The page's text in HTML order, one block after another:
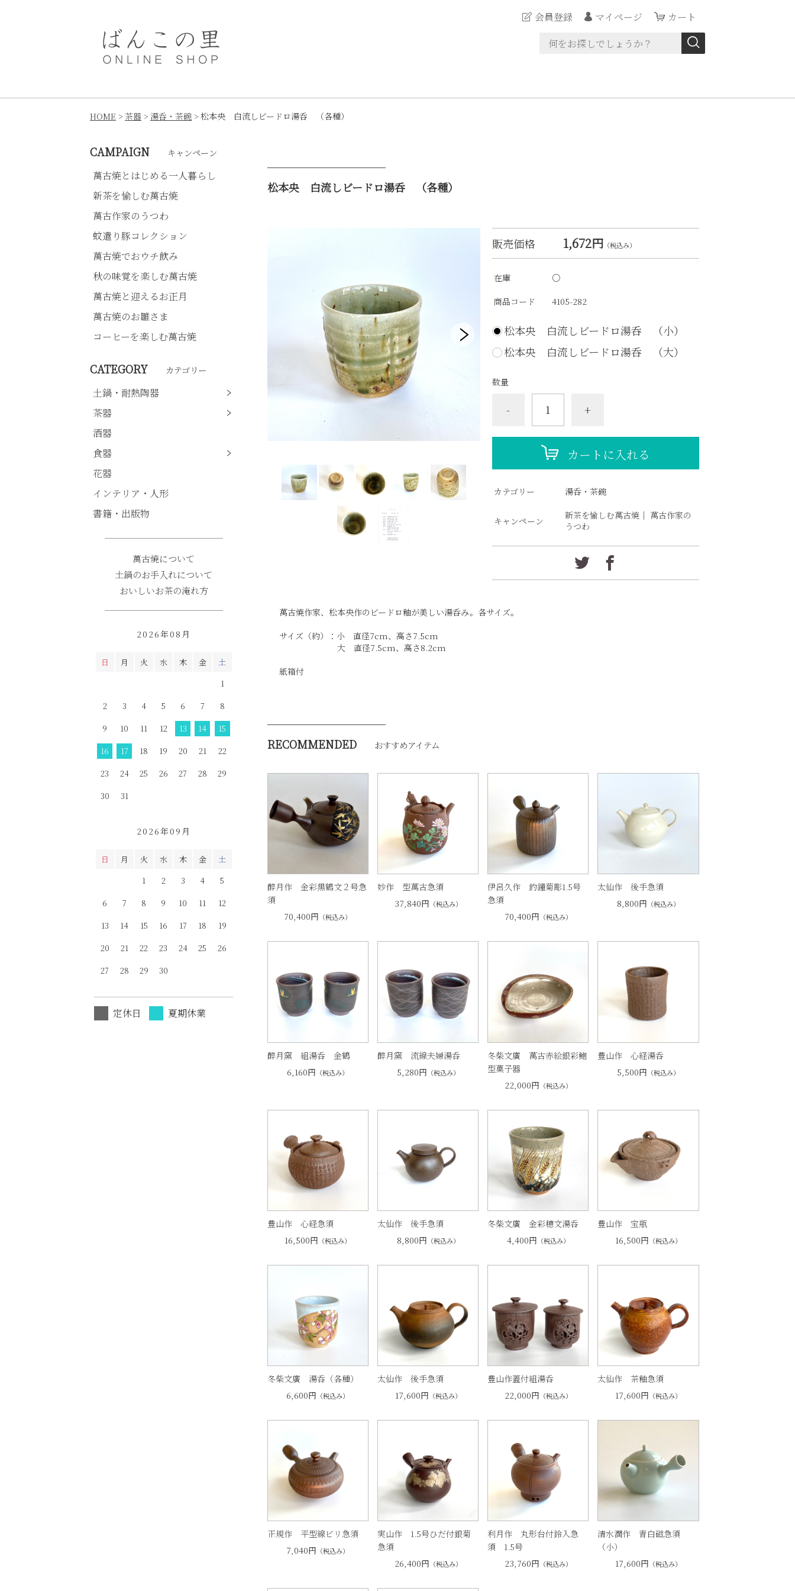
会員登録 マイページ カート
HOME 茶器 湯呑・茶碗 松本央 白流しビードロ湯呑 （各種）
松本央 白流しビードロ湯呑 （各種）
販売価格 1,672円 （税込み）
在庫
○
商品コード
4105-282
松本央 白流しビードロ湯呑 （小）
松本央 白流しビードロ湯呑 （大）
数量
- +
カートに入れる
カテゴリー 湯呑・茶碗
キャンペーン 新茶を愉しむ萬古焼｜ 萬古作家の
うつわ
萬古焼作家、松本央作のビードロ釉が美しい湯呑み。各サイズ。
サイズ（約）：小 直径7cm、高さ7.5cm
大 直径7.5cm、高さ8.2cm
紙箱付
RECOMMENDED おすすめアイテム
醉月作 金彩黒鶴文２号急
須
70,400円 （税込み）
妙作 型萬古急須
37,840円 （税込み）
伊呂久作 釣鐘菊彫1.5号
急須
70,400円 （税込み）
太仙作 後手急須
8,800円 （税込み）
醉月窯 組湯呑 金鶴
6,160円 （税込み）
醉月窯 流線夫婦湯呑
5,280円 （税込み）
冬柴文廣 萬古赤絵銀彩鮑
型菓子器
22,000円 （税込み）
豊山作 心経湯呑
5,500円 （税込み）
豊山作 心経急須
16,500円 （税込み）
太仙作 後手急須
8,800円 （税込み）
冬柴文廣 金彩穂文湯呑
4,400円 （税込み）
豊山作 宝瓶
16,500円 （税込み）
冬柴文廣 湯呑（各種）
6,600円 （税込み）
太仙作 後手急須
17,600円 （税込み）
豊山作蓋付組湯呑
22,000円 （税込み）
太仙作 茶釉急須
17,600円 （税込み）
正規作 平型線ビリ急須
7,040円 （税込み）
実山作 1.5号ひだ付銀菊
急須
26,400円 （税込み）
利月作 丸形台付鈴入急
須 1.5号
23,760円 （税込み）
清水潤作 青白磁急須
（小）
17,600円 （税込み）
CAMPAIGN キャンペーン
萬古焼とはじめる一人暮らし
新茶を愉しむ萬古焼
萬古作家のうつわ
蚊遣り豚コレクション
萬古焼でおウチ飲み
秋の味覚を楽しむ萬古焼
萬古焼と迎えるお正月
萬古焼のお雛さま
コーヒーを楽しむ萬古焼
CATEGORY カテゴリー
土鍋・耐熱陶器
茶器
酒器
食器
花器
インテリア・人形
書籍・出版物
萬古焼について
土鍋のお手入れについて
おいしいお茶の淹れ方
2026年08月
日 月 火 水 木 金
土
1
2
3 4 5 6 7
8
9
10 11 12 13 14
15
16
17 18 19 20 21
22
23
24 25 26 27 28
29
30
31
2026年09月
日 月 火 水 木 金
土
1
2 3 4
5
6
7 8 9 10 11
12
13
14 15 16 17 18
19
20
21 22 23 24 25
26
27
28 29 30
定休日 夏期休業